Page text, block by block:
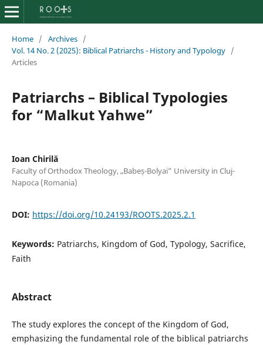
Home / Archives /
Vol. 14 No. 2 (2025): Biblical Patriarchs - History and Typology /
Articles
Patriarchs – Biblical Typologies
for “Malkut Yahwe”
Ioan Chirilă
Faculty of Orthodox Theology, „Babeș-Bolyai” University in Cluj-
Napoca (Romania)
DOI: https://doi.org/10.24193/ROOTS.2025.2.1
Keywords: Patriarchs, Kingdom of God, Typology, Sacrifice,
Faith
Abstract
The study explores the concept of the Kingdom of God,
emphasizing the fundamental role of the biblical patriarchs